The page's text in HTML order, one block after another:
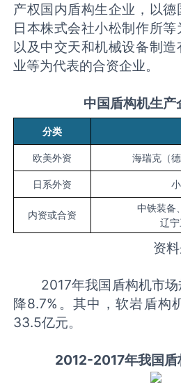
产权国内盾构生企业，以德
日本株式会社小松制作所等
以及中交天和机械设备制
业等为代表的合资企业。
中国盾构机生产
分类
欧美外资 海瑞克（
日系外资
内资或合资
中铁装备
辽
资
2017年我国盾构机市场
降8.7%。其中，软岩盾构
33.5亿元。
2012-2017年我国盾